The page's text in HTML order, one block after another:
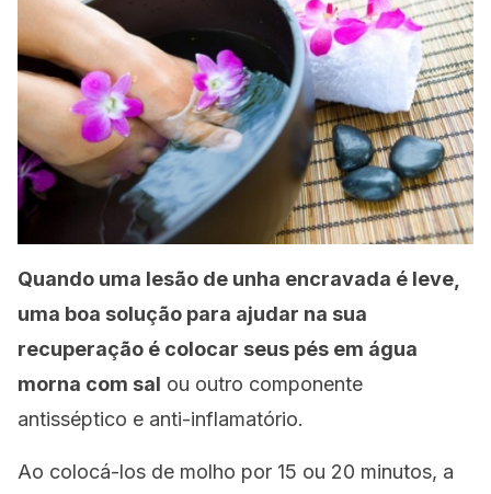
Quando uma lesão de unha encravada é leve,
uma boa solução para ajudar na sua
recuperação é colocar seus pés em água
morna com sal ou outro componente
antisséptico e anti-inflamatório.
Ao colocá-los de molho por 15 ou 20 minutos, a